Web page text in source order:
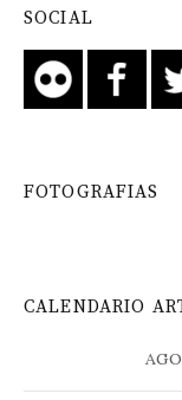
SOCIAL
FOTOGRAFIAS
CALENDARIO